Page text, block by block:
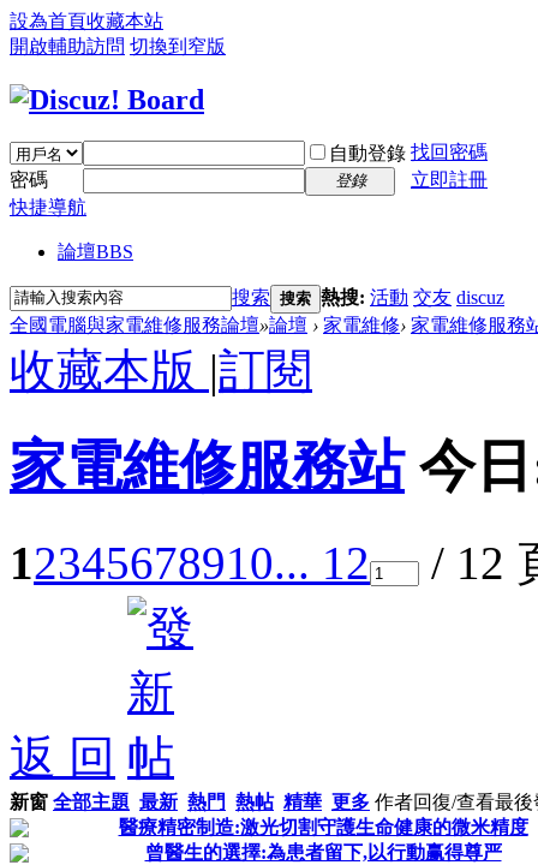
設為首頁收藏本站
開啟輔助訪問 切換到窄版
自動登錄 找回密碼
密碼
登錄
立即註冊
快捷導航
論壇BBS
搜索 搜索 熱搜: 活動 交友 discuz
全國電腦與家電維修服務論壇»論壇 › 家電維修› 家電維修服務
收藏本版 |訂閱
家電維修服務站 今
12345678910... 12 / 12
返 回
新窗 全部主題 最新 熱門 熱帖 精華 更多 作者回復/查看最後
醫療精密制造:激光切割守護生命健康的微米精度
曾醫生的選擇:為患者留下,以行動赢得尊严